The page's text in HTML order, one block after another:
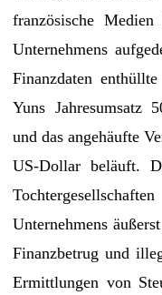
französische
Unternehmens
Finanzdaten
Yuns Jahresumsatz
und das angehäufte
US-Dollar beläuft.
Unternehmens
Finanzbetrug und
Ermittlungen von